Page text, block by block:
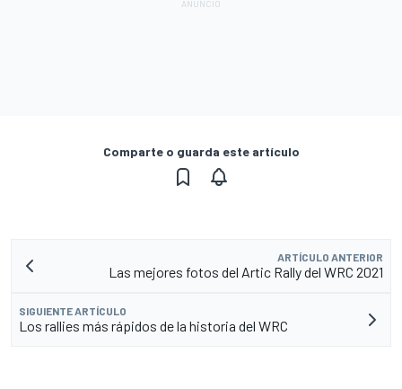
Comparte o guarda este artículo
ARTÍCULO ANTERIOR
Las mejores fotos del Artic Rally del WRC 2021
SIGUIENTE ARTÍCULO
Los rallies más rápidos de la historia del WRC